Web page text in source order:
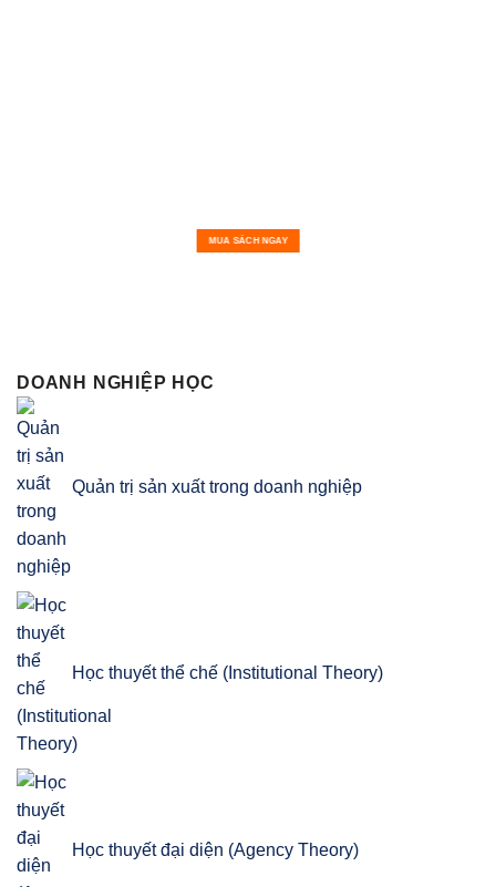
MUA SÁCH NGAY
DOANH NGHIỆP HỌC
Quản trị sản xuất trong doanh nghiệp
Học thuyết thể chế (Institutional Theory)
Học thuyết đại diện (Agency Theory)